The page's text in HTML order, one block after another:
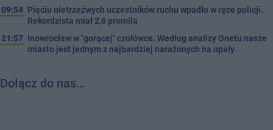
09:54 Pięciu nietrzeźwych uczestników ruchu wpadło w ręce policji.
Rekordzista miał 2,6 promila
21:57 Inowrocław w "gorącej" czołówce. Według analizy Onetu nasze
miasto jest jednym z najbardziej narażonych na upały
Dołącz do nas…